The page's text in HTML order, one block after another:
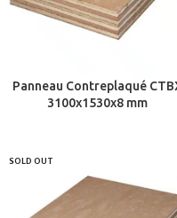
Panneau Contreplaqué
3100x1530x8 mm
SOLD OUT